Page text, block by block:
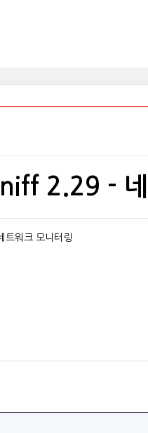
2.29 - 네
워크 모니터링